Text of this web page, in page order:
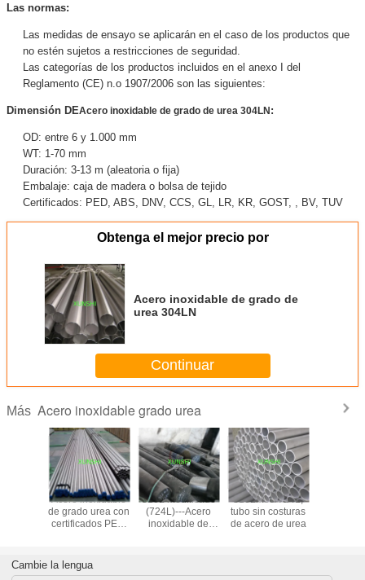
Las normas:
Las medidas de ensayo se aplicarán en el caso de los productos que
no estén sujetos a restricciones de seguridad.
Las categorías de los productos incluidos en el anexo I del
Reglamento (CE) n.o 1907/2006 son las siguientes:
Dimensión DEAcero inoxidable de grado de urea 304LN:
OD: entre 6 y 1.000 mm
WT: 1-70 mm
Duración: 3-13 m (aleatoria o fija)
Embalaje: caja de madera o bolsa de tejido
Certificados: PED, ABS, DNV, CCS, GL, LR, KR, GOST, , BV, TUV
Obtenga el mejor precio por
Acero inoxidable de grado de
urea 304LN
Continuar
Más Acero inoxidable grado urea
Acero inoxidable
de grado urea con
certificados PED,
316L modificado
(724L)---Acero
inoxidable de
316Lmod/724L,
tubo sin costuras
de acero de urea
Cambie la lengua